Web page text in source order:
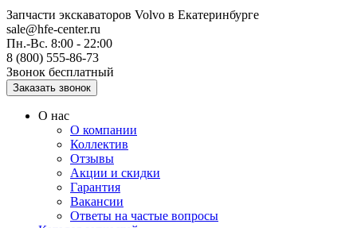
Запчасти экскаваторов Volvo в Екатеринбурге
sale@hfe-center.ru
Пн.-Вс. 8:00 - 22:00
8 (800) 555-86-73
Звонок бесплатный
О нас
О компании
Коллектив
Отзывы
Акции и скидки
Гарантия
Вакансии
Ответы на частые вопросы